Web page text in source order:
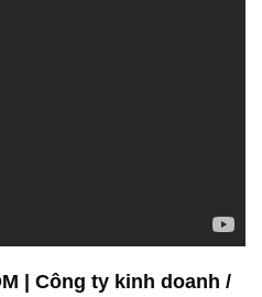
| Công ty kinh doanh /